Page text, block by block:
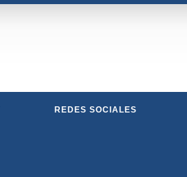
REDES SOCIALES